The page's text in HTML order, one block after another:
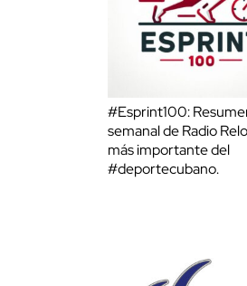
#Esprint100:
semanal de Radio
más importante del
#deportecubano.